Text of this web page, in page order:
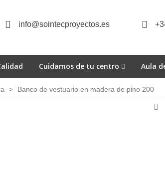
info@sointecproyectos.es
Cuidamos de tu centro Aula
> Banco de vestuario en madera de pino 200